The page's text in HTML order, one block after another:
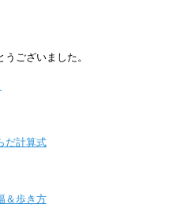
ございました。
だ計算式
＆歩き方